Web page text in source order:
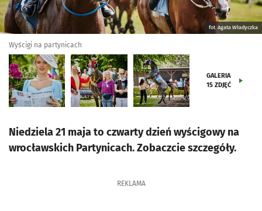
fot. Agata Władyczka
Wyścigi na partynicach
GALERIA
15 ZDJĘĆ
Niedziela 21 maja to czwarty dzień wyścigowy na
wrocławskich Partynicach. Zobaczcie szczegóły.
REKLAMA